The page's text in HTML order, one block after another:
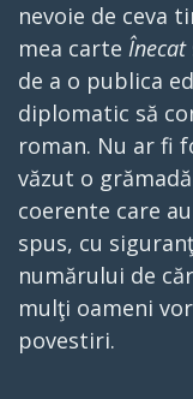
nevoie de ceva
mea carte Înecat
de a o publica
diplomatic să
roman. Nu ar fi
văzut o
coerente care
spus, cu
numărului de
mulţi oameni
povestiri.